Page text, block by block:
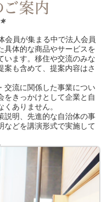
会員が集まる中で法人会員
具体的な商品やサービスを
います。移住や交流のみな
案も含めて、提案内容はさ
交流に関係した事業につい
をきっかけとして企業と自
ありません。
説明、先進的な自治体の事
などを講演形式で実施して